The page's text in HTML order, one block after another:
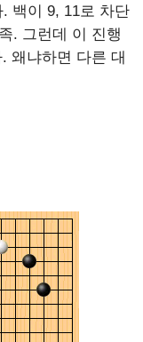
백이 9, 11로 차단
. 그런데 이 진행
왜냐하면 다른 대